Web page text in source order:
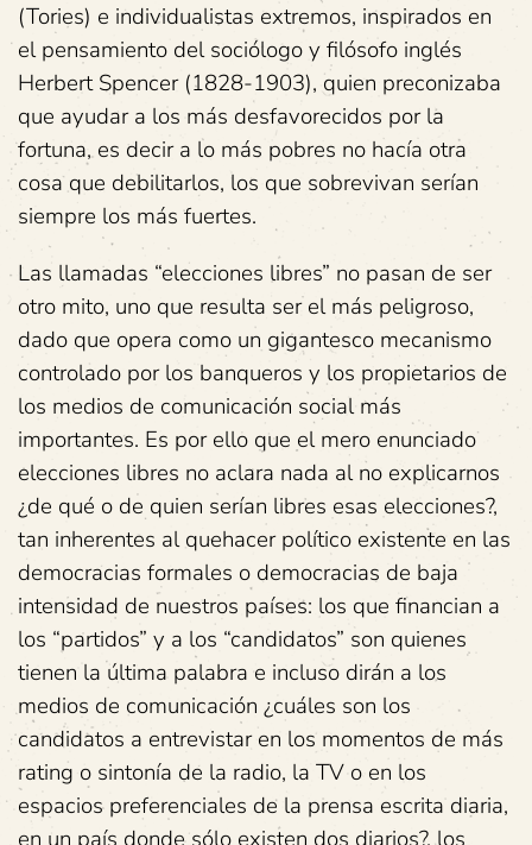
(Tories) e individualistas extremos, inspirados en
el pensamiento del sociólogo y filósofo inglés
Herbert Spencer (1828-1903), quien preconizaba
que ayudar a los más desfavorecidos por la
fortuna, es decir a lo más pobres no hacía otra
cosa que debilitarlos, los que sobrevivan serían
siempre los más fuertes.
Las llamadas “elecciones libres” no pasan de ser
otro mito, uno que resulta ser el más peligroso,
dado que opera como un gigantesco mecanismo
controlado por los banqueros y los propietarios de
los medios de comunicación social más
importantes. Es por ello que el mero enunciado
elecciones libres no aclara nada al no explicarnos
¿de qué o de quien serían libres esas elecciones?,
tan inherentes al quehacer político existente en las
democracias formales o democracias de baja
intensidad de nuestros países: los que financian a
los “partidos” y a los “candidatos” son quienes
tienen la última palabra e incluso dirán a los
medios de comunicación ¿cuáles son los
candidatos a entrevistar en los momentos de más
rating o sintonía de la radio, la TV o en los
espacios preferenciales de la prensa escrita diaria,